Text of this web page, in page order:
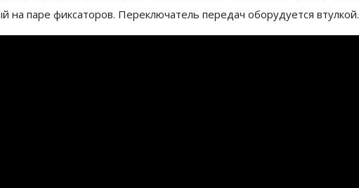
на паре фиксаторов. Переключатель передач оборудуется втулкой.